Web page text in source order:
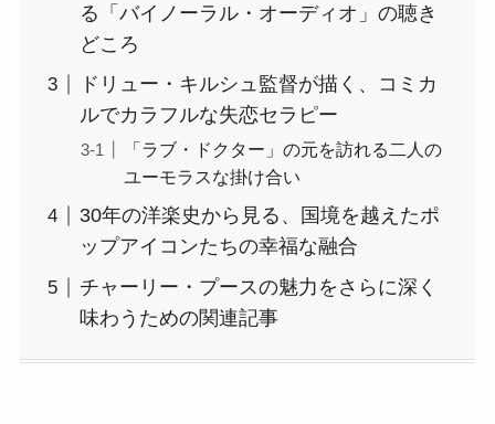
る「バイノーラル・オーディオ」の聴き
どころ
ドリュー・キルシュ監督が描く、コミカ
ルでカラフルな失恋セラピー
「ラブ・ドクター」の元を訪れる二人の
ユーモラスな掛け合い
30年の洋楽史から見る、国境を越えたポ
ップアイコンたちの幸福な融合
チャーリー・プースの魅力をさらに深く
味わうための関連記事